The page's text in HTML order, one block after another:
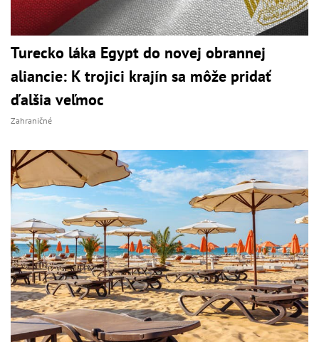
Turecko láka Egypt do novej obrannej
aliancie: K trojici krajín sa môže pridať
ďalšia veľmoc
Zahraničné